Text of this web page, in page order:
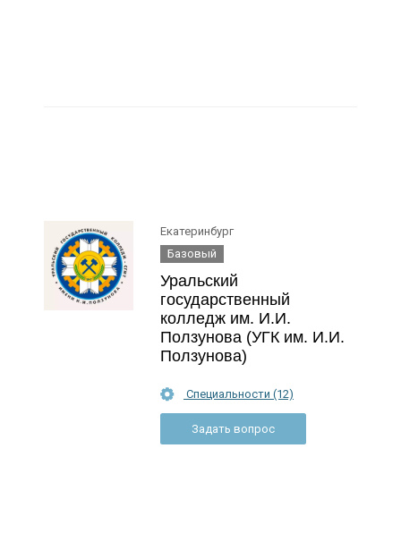
Екатеринбург
Базовый
Уральский
государственный
колледж им. И.И.
Ползунова (УГК им. И.И.
Ползунова)
Специальности (12)
Задать вопрос